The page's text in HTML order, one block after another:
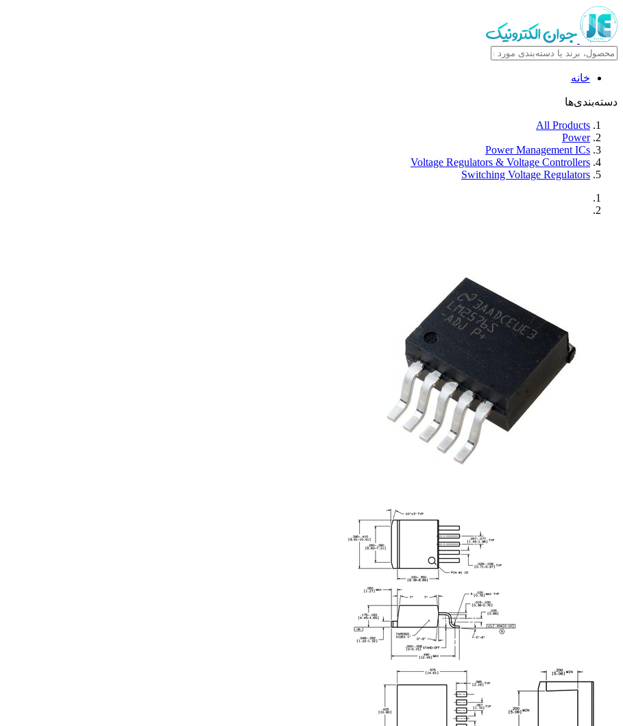
خانه
دسته‌بندی‌ها
All Products
Power
Power Management ICs
Voltage Regulators & Voltage Controllers
Switching Voltage Regulators